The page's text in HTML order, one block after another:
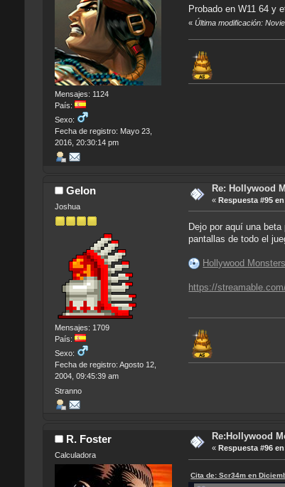
Mensajes: 1124
País:
Sexo:
Fecha de registro: Mayo 23,
2016, 20:30:14 pm
Probado en W11 64 y
«Última modificación:
Gelon
Joshua
Mensajes: 1709
País:
Sexo:
Fecha de registro: Agosto 12,
2004, 09:45:39 am
Stranno
Re: Hollywood
« Respuesta #95
Dejo por aquí una
pantallas de todo el
Hollywood
https://
R. Foster
Calculadora
Re:Hollywood
« Respuesta #96
Cita de: Scr34m en